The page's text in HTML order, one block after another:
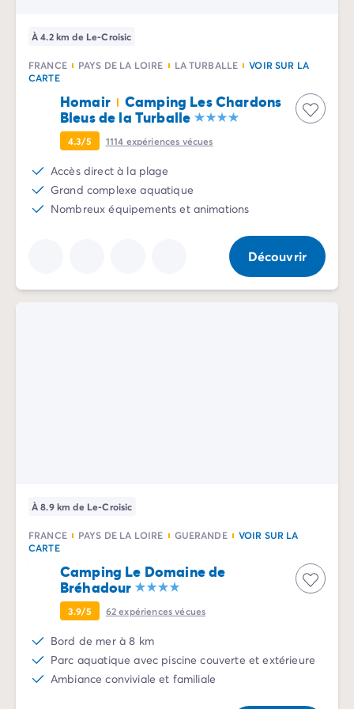
Camping Provence-Alpes-Côte d'Azur
Camping Alpes-de-Haute-Provence
Camping Alpes-Maritimes
Camping Cannes
Camping Nice
Camping Bouches du Rhône
Camping Marseille
Camping Var
Camping Fréjus
Camping Saint-Raphaël
Camping Savoie
Camping Cantabria
Camping Santander
Camping Catalogne
Camping Costa Brava
Camping Barcelone
Camping Escala
Camping Palamos
Camping Tossa de Mar
À 4.2 km de Le-Croisic
FRANCE PAYS DE LA LOIRE LA TURBALLE
VOIR SUR LA
CARTE
Homair
Camping Les Chardons
Bleus de la Turballe
4.3/5 1114 expériences vécues
Accès direct à la plage
Grand complexe aquatique
Nombreux équipements et animations
Découvrir
À 8.9 km de Le-Croisic
FRANCE PAYS DE LA LOIRE GUERANDE
VOIR SUR LA
CARTE
Camping Le Domaine de
Bréhadour
3.9/5 62expériences vécues
Bord de mer à 8 km
Parc aquatique avec piscine couverte et extérieure
Ambiance conviviale et familiale